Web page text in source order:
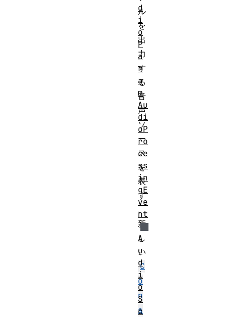
ル
を
出
力
す
る
音
声
ソ
ー
ス
を
表
す
、
新
し
い
C
o
n
s
d
i
o
P
a
r
a
m
Au
di
oP
ro
ce
ss
in
gE
ve
nt
A
u
d
i
o
S
c